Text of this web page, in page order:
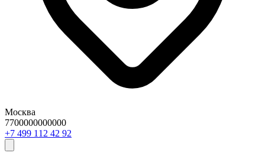
Москва
7700000000000
29 24 211 994 7+